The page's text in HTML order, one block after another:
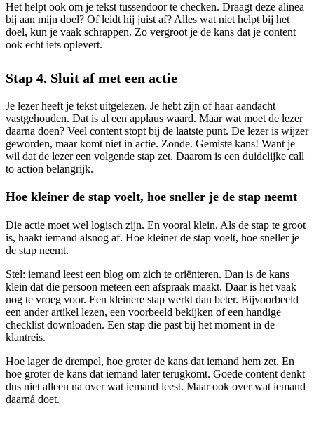
Het helpt ook om je tekst tussendoor te checken. Draagt deze alinea
bij aan mijn doel? Of leidt hij juist af? Alles wat niet helpt bij het
doel, kun je vaak schrappen. Zo vergroot je de kans dat je content
ook echt iets oplevert.
Stap 4. Sluit af met een actie
Je lezer heeft je tekst uitgelezen. Je hebt zijn of haar aandacht
vastgehouden. Dat is al een applaus waard. Maar wat moet de lezer
daarna doen? Veel content stopt bij de laatste punt. De lezer is wijzer
geworden, maar komt niet in actie. Zonde. Gemiste kans! Want je
wil dat de lezer een volgende stap zet. Daarom is een duidelijke call
to action belangrijk.
Hoe kleiner de stap voelt, hoe sneller je de stap neemt
Die actie moet wel logisch zijn. En vooral klein. Als de stap te groot
is, haakt iemand alsnog af. Hoe kleiner de stap voelt, hoe sneller je
de stap neemt.
Stel: iemand leest een blog om zich te oriënteren. Dan is de kans
klein dat die persoon meteen een afspraak maakt. Daar is het vaak
nog te vroeg voor. Een kleinere stap werkt dan beter. Bijvoorbeeld
een ander artikel lezen, een voorbeeld bekijken of een handige
checklist downloaden. Een stap die past bij het moment in de
klantreis.
Hoe lager de drempel, hoe groter de kans dat iemand hem zet. En
hoe groter de kans dat iemand later terugkomt. Goede content denkt
dus niet alleen na over wat iemand leest. Maar ook over wat iemand
daarná doet.